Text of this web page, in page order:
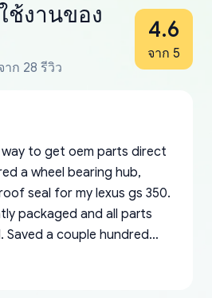
ช้งานของ
ก 28 รีวิว
4.6
จาก 5
to get oem parts direct
a wheel bearing hub,
seal for my lexus gs 350.
packaged and all parts
Saved a couple hundred